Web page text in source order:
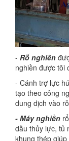
- Rỗ nghiền
nghiền được tôi
- Cánh trợ lực
tạo theo công
dung dịch vào
- Máy nghiền
dầu thủy lực, tủ
khung thép